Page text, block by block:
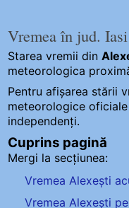
Vremea în jud. Iasi
Starea vremii din
meteorologica
Pentru afișarea stării
meteorologice
independenți.
Cuprins pagină
Mergi la secțiunea:
Vremea Alexești
Vremea Alexești